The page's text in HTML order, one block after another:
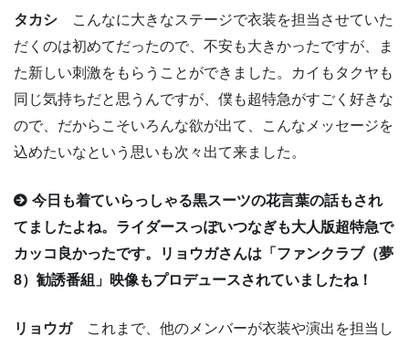
タカシ こんなに大きなステージで衣装を担当させていた
だくのは初めてだったので、不安も大きかったですが、ま
た新しい刺激をもらうことができました。カイもタクヤも
同じ気持ちだと思うんですが、僕も超特急がすごく好きな
ので、だからこそいろんな欲が出て、こんなメッセージを
込めたいなという思いも次々出て来ました。
今日も着ていらっしゃる黒スーツの花言葉の話もされ
てましたよね。ライダースっぽいつなぎも大人版超特急で
カッコ良かったです。リョウガさんは「ファンクラブ（夢
8）勧誘番組」映像もプロデュースされていましたね！
リョウガこれまで、他のメンバーが衣装や演出を担当し